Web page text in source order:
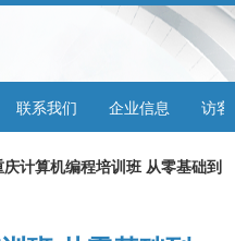
联系我们 企业信息 访客
庆计算机编程培训班 从零基础到